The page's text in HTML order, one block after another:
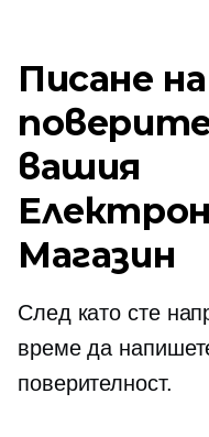
Писане
вашия
Магазин
След като сте
време да
поверителност.